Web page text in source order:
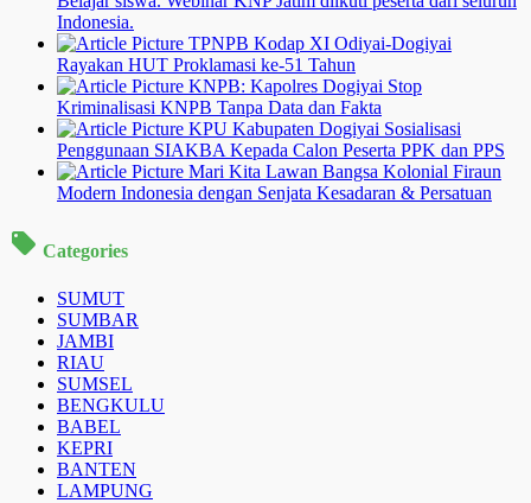
Indonesia.
TPNPB Kodap XI Odiyai-Dogiyai
Rayakan HUT Proklamasi ke-51 Tahun
KNPB: Kapolres Dogiyai Stop
Kriminalisasi KNPB Tanpa Data dan Fakta
KPU Kabupaten Dogiyai Sosialisasi
Penggunaan SIAKBA Kepada Calon Peserta PPK dan PPS
Mari Kita Lawan Bangsa Kolonial Firaun
Modern Indonesia dengan Senjata Kesadaran & Persatuan
Categories
SUMUT
SUMBAR
JAMBI
RIAU
SUMSEL
BENGKULU
BABEL
KEPRI
BANTEN
LAMPUNG